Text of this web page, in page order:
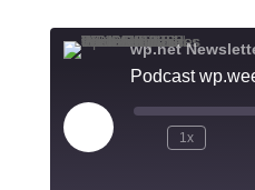
wp.net
Play
Episode
1x